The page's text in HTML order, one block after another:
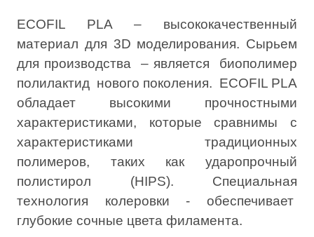
ECOFIL PLA – высококачественный
материал для 3D моделирования. Сырьем
для производства – является биополимер
полилактид нового поколения. ECOFIL PLA
обладает высокими прочностными
характеристиками, которые сравнимы с
характеристиками традиционных
полимеров, таких как ударопрочный
полистирол (HIPS). Специальная
технология колеровки - обеспечивает
глубокие сочные цвета филамента.